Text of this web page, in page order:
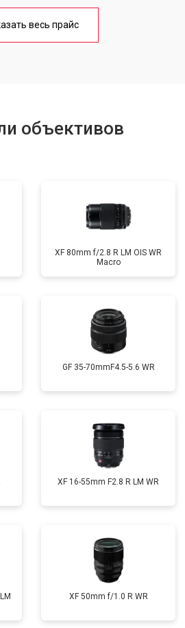
весь прайс
объективов
XF 80mm f/2.8 R LM OIS WR
Macro
GF 35-70mmF4.5-5.6 WR
XF 16-55mm F2.8 R LM WR
XF 50mm f/1.0 R WR